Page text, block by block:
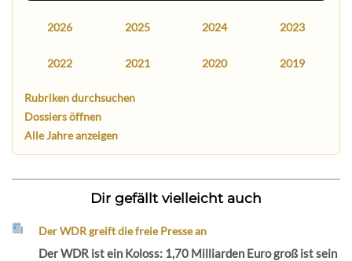
2026 2025 2024 2023
2022 2021 2020 2019
Rubriken durchsuchen
Dossiers öffnen
Alle Jahre anzeigen
Dir gefällt vielleicht auch
Der WDR greift die freie Presse an
Der WDR ist ein Koloss: 1,70 Milliarden Euro groß ist sein